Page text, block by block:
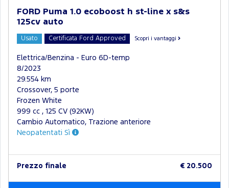
FORD Puma 1.0 ecoboost h st-line x s&s
125cv auto
Usato Certificata Ford Approved Scopri i vantaggi
Elettrica/Benzina - Euro 6D-temp
8/2023
29.554 km
Crossover, 5 porte
Frozen White
999 cc , 125 CV (92KW)
Cambio Automatico, Trazione anteriore
Neopatentati Sì
Prezzo finale € 20.500